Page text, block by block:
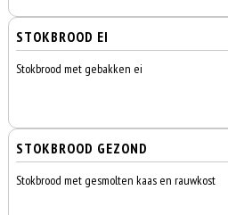
STOKBROOD EI
Stokbrood met gebakken ei
STOKBROOD GEZOND
Stokbrood met gesmolten kaas en rauwkost